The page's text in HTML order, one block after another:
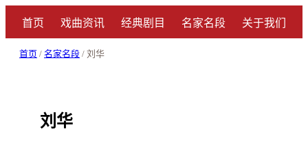
首页 戏曲资讯 经典剧目 名家名段 关于我们
首页 / 名家名段 / 刘华
刘华